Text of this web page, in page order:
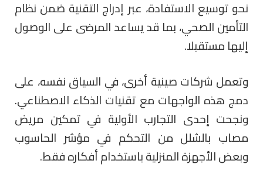
نحو توسيع الاستفادة، عبر إدراج التقنية ضمن نظام
التأمين الصحي، بما قد يساعد المرضى على الوصول
إليها مستقبلا.
وتعمل شركات صينية أخرى، في السياق نفسه، على
دمج هذه الواجهات مع تقنيات الذكاء الاصطناعي.
ونجحت إحدى التجارب الأولية في تمكين مريض
مصاب بالشلل من التحكم في مؤشر الحاسوب
وبعض الأجهزة المنزلية باستخدام أفكاره فقط.